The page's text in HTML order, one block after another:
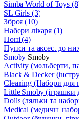
Simba World of Toys
SL Girls (3)
Зброя (10)
Набори лікаря (1)
Поні (4)
Пупси та аксес. до
Smoby Smoby
Аctivity (мольберти,
Black & Decker
Cleaning (Набори для
Little Smoby (іграшки
Dolls (ляльки та
Medical (медичні